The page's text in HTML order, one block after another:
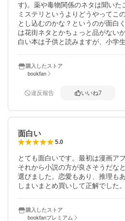
す)。薬や毒物関係のネタは聞いた
ミステリというよりどうやってこ
とし込むのかな？というのが面白
は花街ネタとかちょっと品がない
白い本は子供と読みますが、小学
購入したストア
bookfan
違反報告 いいね7
面白い
5.0
とても面白いです。最初は漫画ア
それから小説の方が良さそうだな
選びました。恋愛もあり、推理も
しまいまとめ買いして正解でした。
購入したストア
bookfanプレミアム